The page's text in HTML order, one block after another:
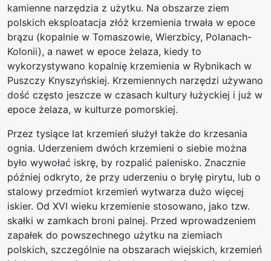
kamienne narzędzia z użytku. Na obszarze ziem
polskich eksploatacja złóż krzemienia trwała w epoce
brązu (kopalnie w Tomaszowie, Wierzbicy, Polanach-
Kolonii), a nawet w epoce żelaza, kiedy to
wykorzystywano kopalnię krzemienia w Rybnikach w
Puszczy Knyszyńskiej. Krzemiennych narzędzi używano
dość często jeszcze w czasach kultury łużyckiej i już w
epoce żelaza, w kulturze pomorskiej.
Przez tysiące lat krzemień służył także do krzesania
ognia. Uderzeniem dwóch krzemieni o siebie można
było wywołać iskrę, by rozpalić palenisko. Znacznie
później odkryto, że przy uderzeniu o bryłę pirytu, lub o
stalowy przedmiot krzemień wytwarza dużo więcej
iskier. Od XVI wieku krzemienie stosowano, jako tzw.
skałki w zamkach broni palnej. Przed wprowadzeniem
zapałek do powszechnego użytku na ziemiach
polskich, szczególnie na obszarach wiejskich, krzemień